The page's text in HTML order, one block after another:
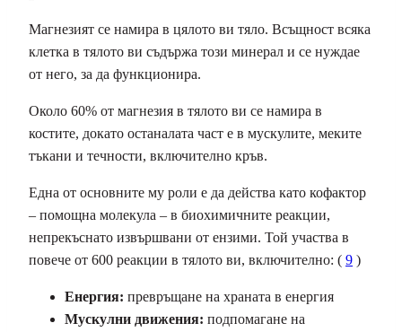
Магнезият се намира в цялото ви тяло. Всъщност всяка
клетка в тялото ви съдържа този минерал и се нуждае
от него, за да функционира.
Около 60% от магнезия в тялото ви се намира в
костите, докато останалата част е в мускулите, меките
тъкани и течности, включително кръв.
Една от основните му роли е да действа като кофактор
– помощна молекула – в биохимичните реакции,
непрекъснато извършвани от ензими. Той участва в
повече от 600 реакции в тялото ви, включително: ( 9 )
Енергия: превръщане на храната в енергия
Мускулни движения: подпомагане на